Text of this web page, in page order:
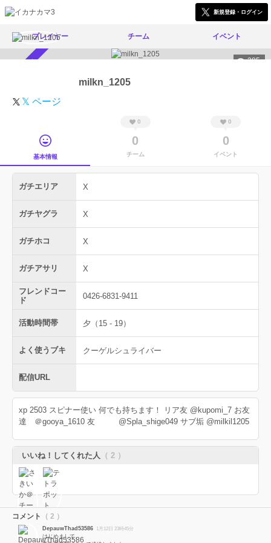
新規登録・ログイン
プレイヤー チーム イベント
385
milkn_1205
𝕏 ページ
基本情報
0
0
チーム
0
0
イベント
ガチエリア X
ガチヤグラ X
ガチホコ X
ガチアサリ X
フレンドコー
ド
0426-6831-9411
活動時間帯 夕（15 - 19）
よく使うブキ クーゲルシュライバー
配信URL
xp 2503 スピナー使い 何でも持ちます！ リア友 @kupomi_7 お友
達 ＠gooya_1610 友 @Spla_shige049 サブ垢 @milkil1205
いいね！してくれた人 （ 2 ）
コメント （ 2 ）
DepauwThad53586 1月12日 23時45分
はじめまして。